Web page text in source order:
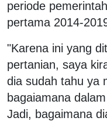
periode
pertama 2014-
"Karena ini yang
pertanian, saya
dia sudah tahu ya
bagaiamana
Jadi, bagaimana